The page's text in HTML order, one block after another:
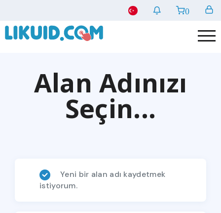
0
Alan Adınızı
Seçin...
Yeni bir alan adı kaydetmek
istiyorum.